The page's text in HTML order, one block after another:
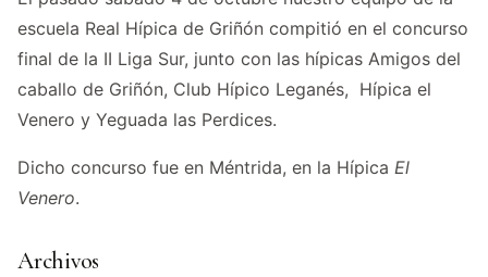
escuela Real Hípica de Griñón compitió en el concurso
final de la II Liga Sur, junto con las hípicas Amigos del
caballo de Griñón, Club Hípico Leganés, Hípica el
Venero y Yeguada las Perdices.
Dicho concurso fue en Méntrida, en la Hípica El
Venero.
Archivos